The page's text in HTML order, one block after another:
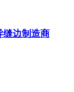
缝边制造商